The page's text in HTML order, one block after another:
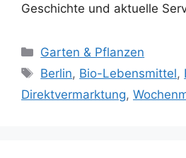
Geschichte und aktuelle
Kategorien
Garten & Pflanzen
Schlagwörter
Berlin, Bio-Lebensmittel,
Direktvermarktung,